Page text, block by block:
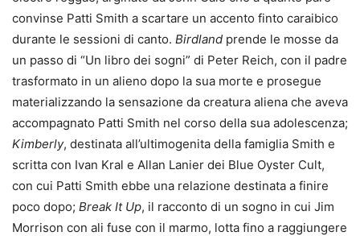
convinse Patti Smith a scartare un accento finto caraibico
durante le sessioni di canto. Birdland prende le mosse da
un passo di “Un libro dei sogni” di Peter Reich, con il padre
trasformato in un alieno dopo la sua morte e prosegue
materializzando la sensazione da creatura aliena che aveva
accompagnato Patti Smith nel corso della sua adolescenza;
Kimberly, destinata all’ultimogenita della famiglia Smith e
scritta con Ivan Kral e Allan Lanier dei Blue Oyster Cult,
con cui Patti Smith ebbe una relazione destinata a finire
poco dopo; Break It Up, il racconto di un sogno in cui Jim
Morrison con ali fuse con il marmo, lotta fino a raggiungere